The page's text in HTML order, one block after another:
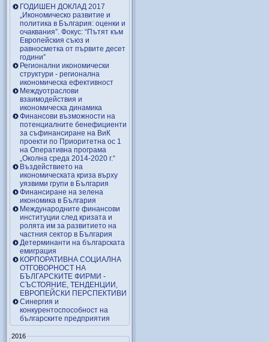
ГОДИШЕН ДОКЛАД 2017
„Икономическо развитие и
политика в България: оценки и
очаквания”. Фокус: “Пътят към
Европейския съюз и
равносметка от първите десет
години”
Регионални икономически
структури - регионална
икономическа ефективност
Междуотраслови
взаимодействия и
икономическа динамика
Финансови възможности на
потенциалните бенефициенти
за съфинансиране на ВиК
проекти по Приоритетна ос 1
на Оперативна програма
„Околна среда 2014-2020 г.“
Въздействието на
икономическата криза върху
уязвими групи в България
Финансиране на зелена
икономика в България
Международните финансови
институции след кризата и
ролята им за развитието на
частния сектор в България
Детерминанти на българската
емиграция
КОРПОРАТИВНА СОЦИАЛНА
ОТГОВОРНОСТ НА
БЪЛГАРСКИТЕ ФИРМИ -
СЪСТОЯНИЕ, ТЕНДЕНЦИИ,
ЕВРОПЕЙСКИ ПЕРСПЕКТИВИ
Синергия и
конкурентоспособност на
българските предприятия
2016